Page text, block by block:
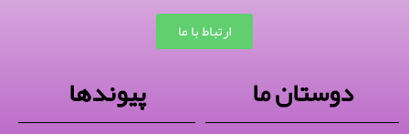
ارتباط با ما
دوستان ما پیوندها